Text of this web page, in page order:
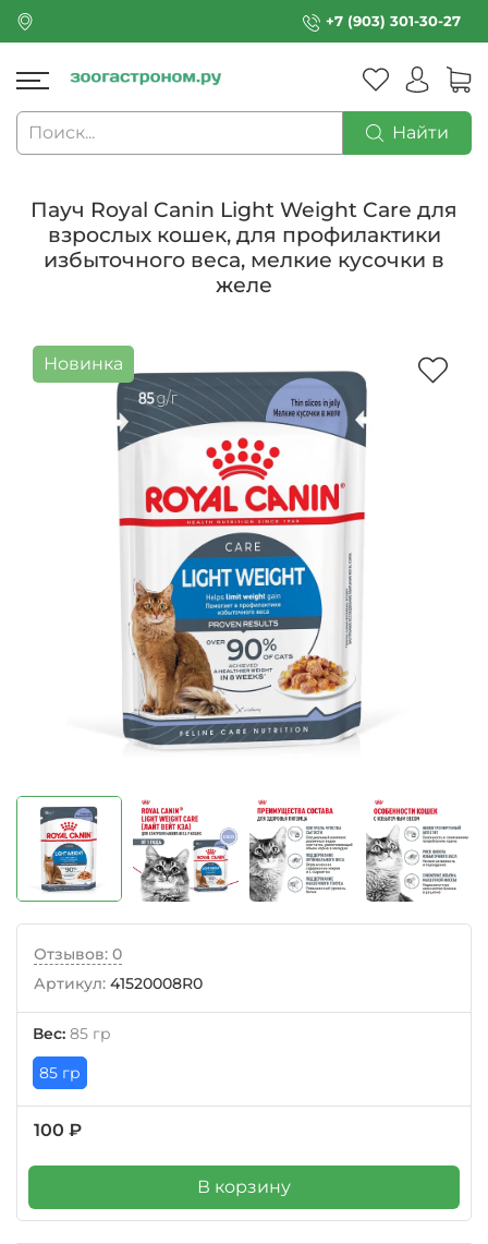
+7 (903) 301-30-27
Найти
Пауч Royal Canin Light Weight Care для
взрослых кошек, для профилактики
избыточного веса, мелкие кусочки в
желе
Новинка
Отзывов: 0
Артикул: 41520008R0
Вес: 85 гр
85 гр
100 ₽
В корзину